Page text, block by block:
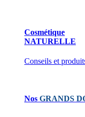
Cosmétique
NATURELLE
Conseils et
Nos GRANDS